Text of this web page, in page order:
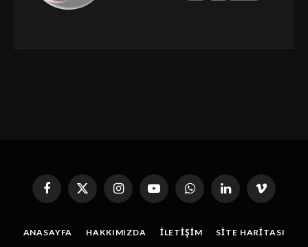
Facebook
X
(Twitter)
InstagramYouTubeWhatsAppLinkedin'de
Paylaş
Vimeo
ANASAYFA HAKKIMIZDA İLETIŞIM SITE HARITASI